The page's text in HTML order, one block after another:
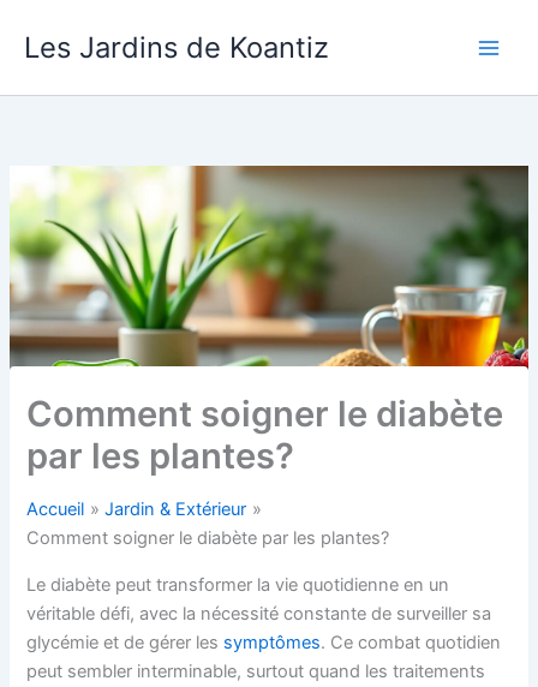
Les Jardins de Koantiz
Comment soigner le diabète
par les plantes?
Accueil
Jardin & Extérieur
Comment soigner le diabète par les plantes?
Le diabète peut transformer la vie quotidienne en un
véritable défi, avec la nécessité constante de surveiller sa
glycémie et de gérer les symptômes. Ce combat quotidien
peut sembler interminable, surtout quand les traitements